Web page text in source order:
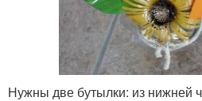
Нужны две бутылки: из нижней